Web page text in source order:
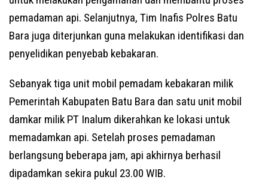
pemadaman api. Selanjutnya, Tim Inafis Polres Batu
Bara juga diterjunkan guna melakukan identifikasi dan
penyelidikan penyebab kebakaran.
Sebanyak tiga unit mobil pemadam kebakaran milik
Pemerintah Kabupaten Batu Bara dan satu unit mobil
damkar milik PT Inalum dikerahkan ke lokasi untuk
memadamkan api. Setelah proses pemadaman
berlangsung beberapa jam, api akhirnya berhasil
dipadamkan sekira pukul 23.00 WIB.